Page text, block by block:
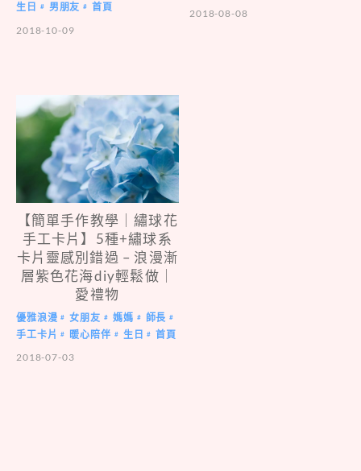
生日 # 男朋友 #
首頁
2018-10-09
2018-08-08
【簡單手作教學｜繡球花
手工卡片】5種+繡球系
卡片靈感別錯過 – 浪漫漸
層紫色花海diy輕鬆做｜
愛禮物
優雅浪漫 # 女朋友 # 媽媽 # 師長 #
手工卡片 # 暖心陪伴 # 生日 #
首頁
2018-07-03